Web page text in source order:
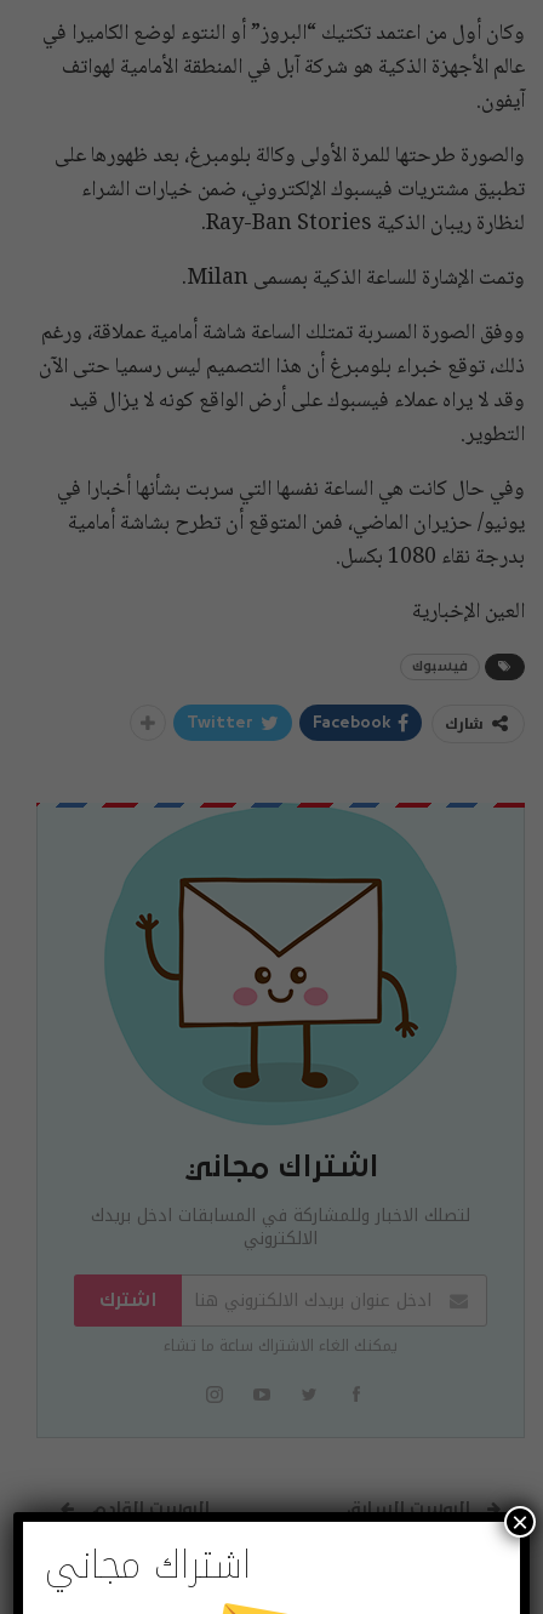
وكان أول من اعتمد تكتيك “البروز” أو النتوء لوضع الكاميرا في
عالم الأجهزة الذكية هو شركة آبل في المنطقة الأمامية لهواتف
آيفون.
والصورة طرحتها للمرة الأولى وكالة بلومبرغ، بعد ظهورها على
تطبيق مشتريات فيسبوك الإلكتروني، ضمن خيارات الشراء
لنظارة ريبان الذكية Ray-Ban Stories.
وتمت الإشارة للساعة الذكية بمسمى Milan.
ووفق الصورة المسربة تمتلك الساعة شاشة أمامية عملاقة، ورغم
ذلك، توقع خبراء بلومبرغ أن هذا التصميم ليس رسميا حتى الآن
وقد لا يراه عملاء فيسبوك على أرض الواقع كونه لا يزال قيد
التطوير.
وفي حال كانت هي الساعة نفسها التي سربت بشأنها أخبارا في
يونيو/ حزيران الماضي، فمن المتوقع أن تطرح بشاشة أمامية
بدرجة نقاء 1080 بكسل.
العين الإخبارية
فيسبوك
شارك Facebook
Twitter
اشتراك مجاني
لتصلك الاخبار وللمشاركة في المسابقات ادخل بريدك
الالكتروني
اشترك
يمكنك الغاء الاشتراك ساعة ما تشاء
البوست السابق البوست القادم
أولغا شفاروفا | كبير
مسؤولي الابتكار |
اشتراك مجاني
×